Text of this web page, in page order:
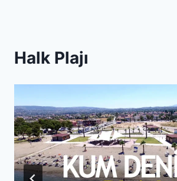
Halk Plajı